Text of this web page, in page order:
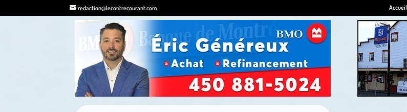
redaction@lecontrecourant.com Accueil